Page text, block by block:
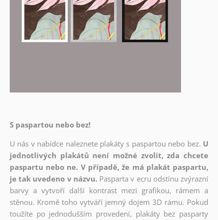
S paspartou nebo bez!
U nás v nabídce naleznete plakáty s paspartou nebo bez. U
jednotlivých plakátů není možné zvolit, zda chcete
paspartu nebo ne. V případě, že má plakát paspartu,
je tak uvedeno v názvu. Pasparta v ecru odstínu zvýrazní
barvy a vytvoří další kontrast mezi grafikou, rámem a
stěnou. Kromě toho vytváří jemný dojem 3D rámu. Pokud
toužíte po jednodušším provedení, plakáty bez pasparty